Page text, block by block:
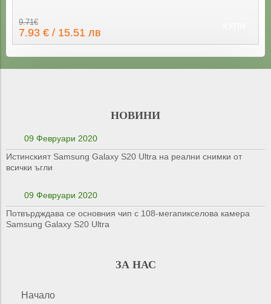
9.71€
7.93 € / 15.51 лв
НОВИНИ
09 Февруари 2020
Истинският Samsung Galaxy S20 Ultra на реални снимки от
всички ъгли
09 Февруари 2020
Потвърдждава се основния чип с 108-мегапикселова камера
Samsung Galaxy S20 Ultra
ЗА НАС
Начало